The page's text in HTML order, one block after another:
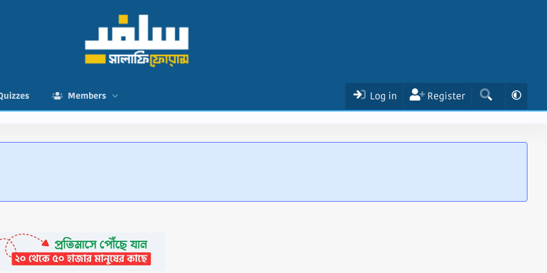
Members Log in Register